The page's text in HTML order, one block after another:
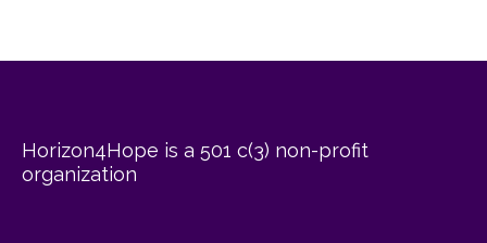
Horizon4Hope is a 501 c(3) non-profit
organization